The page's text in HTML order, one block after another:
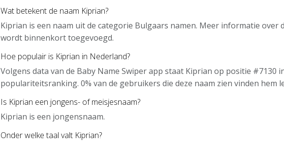
Wat betekent de naam Kiprian?
Kiprian is een naam uit de categorie Bulgaars namen. Meer informatie over
wordt binnenkort toegevoegd.
Hoe populair is Kiprian in Nederland?
Volgens data van de Baby Name Swiper app staat Kiprian op positie #7130
populariteitsranking. 0% van de gebruikers die deze naam zien vinden hem
Is Kiprian een jongens- of meisjesnaam?
Kiprian is een jongensnaam.
Onder welke taal valt Kiprian?